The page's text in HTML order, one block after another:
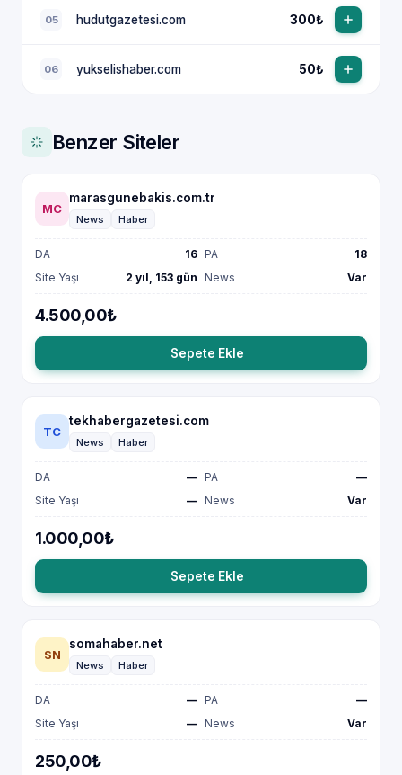
05 hudutgazetesi.com 300₺
06 yukselishaber.com 50₺
Benzer Siteler
MC
marasgunebakis.com.tr
News Haber
DA 16 PA
18
Site Yaşı
2 yıl, 153 gün News Var
4.500,00₺
Sepete Ekle
TC
tekhabergazetesi.com
News Haber
DA — PA
—
Site Yaşı
— News Var
1.000,00₺
Sepete Ekle
SN
somahaber.net
News Haber
DA — PA
—
Site Yaşı
— News Var
250,00₺